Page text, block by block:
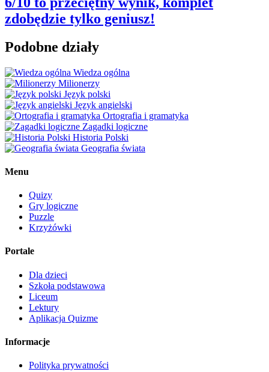
zdobędzie tylko geniusz!
Podobne działy
Wiedza ogólna
Milionerzy
Język polski
Język angielski
Ortografia i gramatyka
Zagadki logiczne
Historia Polski
Geografia świata
Menu
Quizy
Gry logiczne
Puzzle
Krzyżówki
Portale
Dla dzieci
Szkoła podstawowa
Liceum
Lektury
Aplikacja Quizme
Informacje
Polityka prywatności